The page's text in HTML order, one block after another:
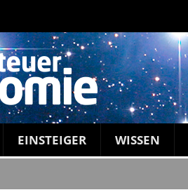
EINSTEIGER WISSEN